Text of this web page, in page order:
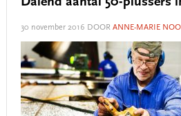
30 november 2016 DOOR ANNE-MARIE